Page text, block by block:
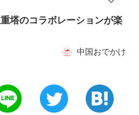
塔のコラボレーションが楽
中国おでかけ